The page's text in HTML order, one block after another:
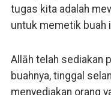
tugas kita adalah
untuk memetik buah
Allāh telah sediakan
buahnya, tinggal
menyediakan orang